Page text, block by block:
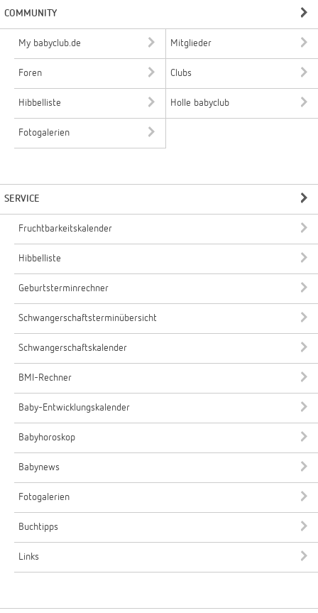
COMMUNITY
My babyclub.de Mitglieder
Foren Clubs
Hibbelliste Holle babyclub
Fotogalerien
SERVICE
Fruchtbarkeitskalender
Hibbelliste
Geburtsterminrechner
Schwangerschaftsterminübersicht
Schwangerschaftskalender
BMI-Rechner
Baby-Entwicklungskalender
Babyhoroskop
Babynews
Fotogalerien
Buchtipps
Links